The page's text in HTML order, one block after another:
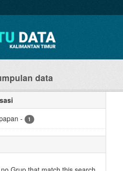
data
- 1